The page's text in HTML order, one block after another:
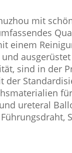
mit
einem
sind in der
ureteral